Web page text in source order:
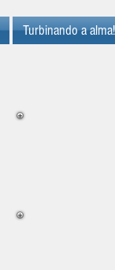
Turbinando a alma!